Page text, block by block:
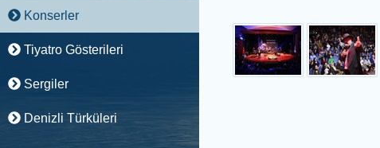
Konserler
Tiyatro Gösterileri
Sergiler
Denizli Türküleri